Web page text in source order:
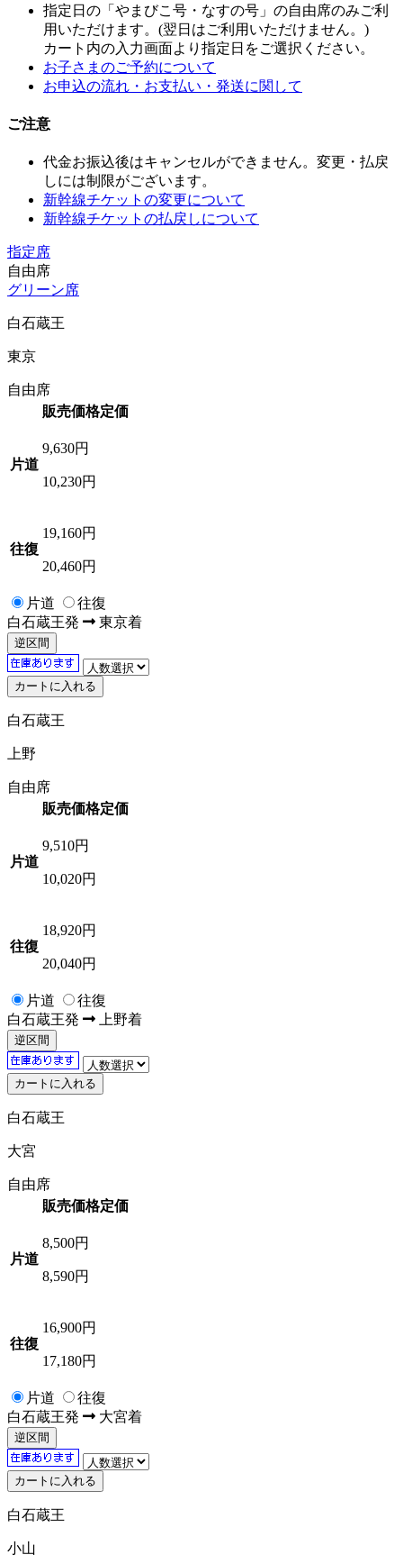
指定日の「やまびこ号・なすの号」の自由席のみご利
用いただけます。(翌日はご利用いただけません。)
カート内の入力画面より指定日をご選択ください。
お子さまのご予約について
お申込の流れ・お支払い・発送に関して
ご注意
代金お振込後はキャンセルができません。変更・払戻
しには制限がございます。
新幹線チケットの変更について
新幹線チケットの払戻しについて
指定席
自由席
グリーン席
白石蔵王
東京
自由席
販売価格定価
片道
9,630円
10,230円
往復
19,160円
20,460円
片道
往復
白石蔵王発 東京着
逆区間
白石蔵王
上野
自由席
販売価格定価
片道
9,510円
10,020円
往復
18,920円
20,040円
片道
往復
白石蔵王発 上野着
逆区間
白石蔵王
大宮
自由席
販売価格定価
片道
8,500円
8,590円
往復
16,900円
17,180円
片道
往復
白石蔵王発 大宮着
逆区間
白石蔵王
小山